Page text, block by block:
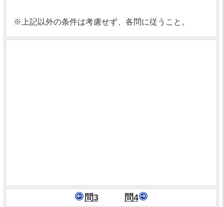
※上記以外の条件は考慮せず、各問に従うこと。
問3 問4